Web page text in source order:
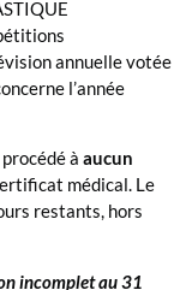
annuelle votée
l’année
à aucun
médical. Le
restants, hors
incomplet au 31